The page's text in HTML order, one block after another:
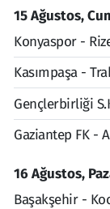
15 Ağustos,
Konyaspor -
Kasımpaşa -
Gençlerbirliği
Gaziantep FK -
16 Ağustos,
Başakşehir -